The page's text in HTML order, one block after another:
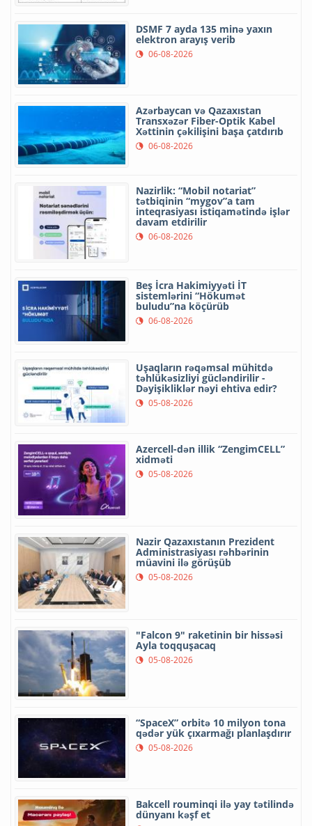
DSMF 7 ayda 135 minə yaxın
elektron arayış verib
06-08-2026
Azərbaycan və Qazaxıstan
Transxəzər Fiber-Optik Kabel
Xəttinin çəkilişini başa çatdırıb
06-08-2026
Nazirlik: “Mobil notariat”
tətbiqinin “mygov”a tam
inteqrasiyası istiqamətində işlər
davam etdirilir
06-08-2026
Beş İcra Hakimiyyəti İT
sistemlərini “Hökumət
buludu”na köçürüb
06-08-2026
Uşaqların rəqəmsal mühitdə
təhlükəsizliyi gücləndirilir -
Dəyişikliklər nəyi ehtiva edir?
05-08-2026
Azercell-dən illik “ZengimCELL”
xidməti
05-08-2026
Nazir Qazaxıstanın Prezident
Administrasiyası rəhbərinin
müavini ilə görüşüb
05-08-2026
"Falcon 9" raketinin bir hissəsi
Ayla toqquşacaq
05-08-2026
“SpaceX” orbitə 10 milyon tona
qədər yük çıxarmağı planlaşdırır
05-08-2026
Bakcell rouminqi ilə yay tətilində
dünyanı kəşf et